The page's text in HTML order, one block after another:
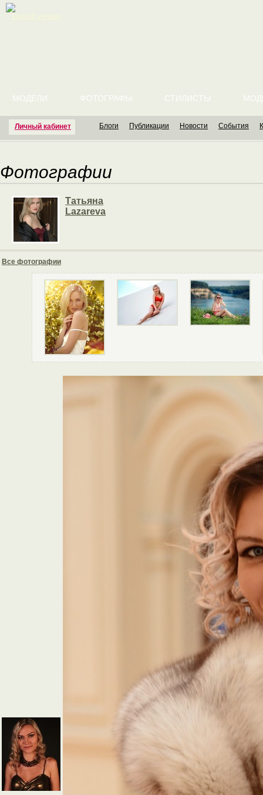
Личный кабинет
МОДЕЛИ ФОТОГРАФЫ СТИЛИСТЫ
Блоги Публикации Новости События
Фотографии
Татьяна
Lazareva
Все фотографии